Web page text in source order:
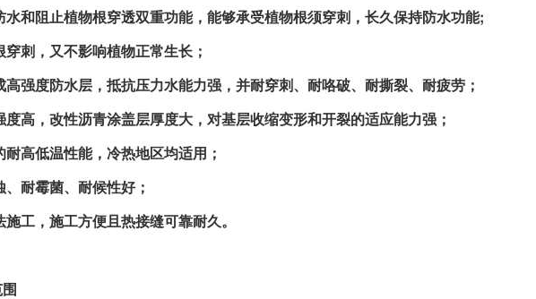
水和阻止植物根穿透双重功能，能够承受植物根须穿刺，长久保持防水功能;
穿刺，又不影响植物正常生长；
高强度防水层，抵抗压力水能力强，并耐穿刺、耐咯破、耐撕裂、耐疲劳；
度高，改性沥青涂盖层厚度大，对基层收缩变形和开裂的适应能力强；
耐高低温性能，冷热地区均适用；
、耐霉菌、耐候性好；
施工，施工方便且热接缝可靠耐久。